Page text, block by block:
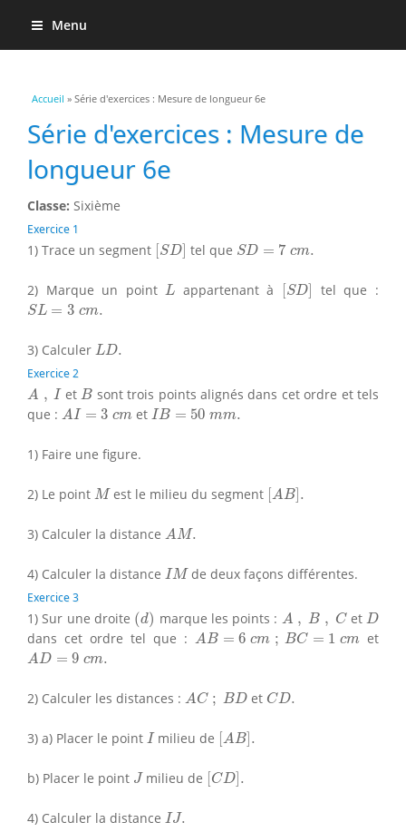
Menu
Vous êtes ici
Accueil » Série d'exercices : Mesure de longueur 6e
Série d'exercices : Mesure de
longueur 6e
Classe: Sixième
Exercice 1
1) Trace un segment [SD]
[SD] tel que SD = 7 cm.
SD= cm.
2) Marque un point L
L appartenant à [SD]
[SD] tel que :
SL = 3 cm.
SL= cm.
3) Calculer LD.
L D.
Exercice 2
A , I
A et B
B sont trois points alignés dans cet ordre et tels
que : AI = 3 cm
A = m et IB = 50 mm.
IB= 50m m.
1) Faire une figure.
2) Le point M
Mest le milieu du segment [AB].
[ A B]
3) Calculer la distance AM.
A M.
4) Calculer la distance IM
IM de deux façons différentes.
Exercice 3
1) Sur une droite (d)
(d) marque les points : A , B , C
A ,C et D
D
dans cet ordre tel que : AB = 6 cm ; BC = 1 cm
A B= cm;B C =1cm et
AD = 9 cm.
A D= cm.
2) Calculer les distances : AC ; BD
AC; B D et CD.
CD.
3) a) Placer le point IImilieu de [AB].
[ A B]
b) Placer le point Jmilieu de [CD].
[CD]
4) Calculer la distance IJ.
IJ.